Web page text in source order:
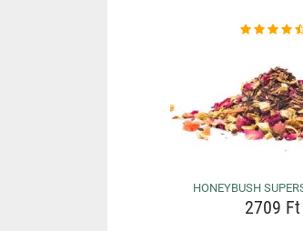
HONEYBUSH
2709 Ft